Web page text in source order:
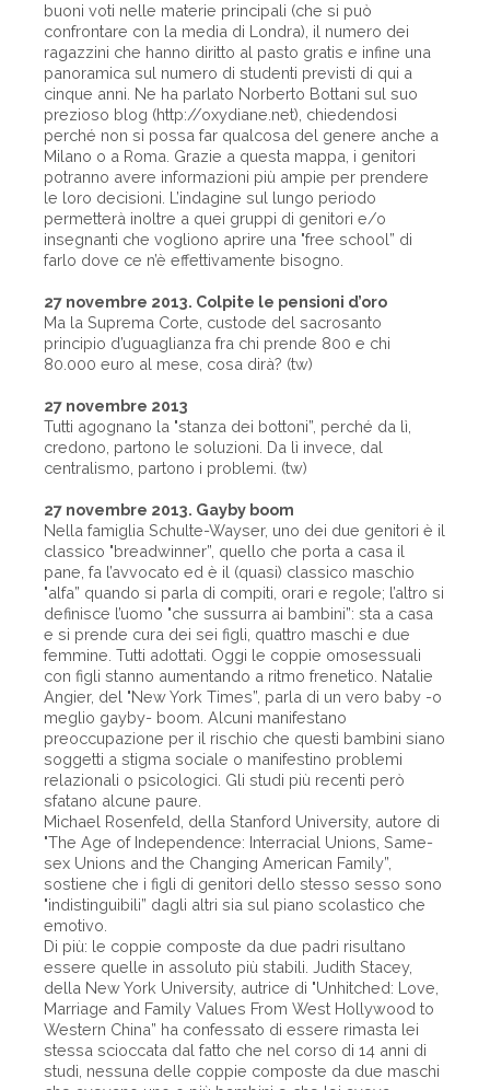
buoni voti nelle materie principali (che si può
confrontare con la media di Londra), il numero dei
ragazzini che hanno diritto al pasto gratis e infine una
panoramica sul numero di studenti previsti di qui a
cinque anni. Ne ha parlato Norberto Bottani sul suo
prezioso blog (http://oxydiane.net), chiedendosi
perché non si possa far qualcosa del genere anche a
Milano o a Roma. Grazie a questa mappa, i genitori
potranno avere informazioni più ampie per prendere
le loro decisioni. L’indagine sul lungo periodo
permetterà inoltre a quei gruppi di genitori e/o
insegnanti che vogliono aprire una "free school” di
farlo dove ce n’è effettivamente bisogno.
27 novembre 2013. Colpite le pensioni d’oro
Ma la Suprema Corte, custode del sacrosanto
principio d’uguaglianza fra chi prende 800 e chi
80.000 euro al mese, cosa dirà? (tw)
27 novembre 2013
Tutti agognano la "stanza dei bottoni”, perché da lì,
credono, partono le soluzioni. Da lì invece, dal
centralismo, partono i problemi. (tw)
27 novembre 2013. Gayby boom
Nella famiglia Schulte-Wayser, uno dei due genitori è il
classico "breadwinner”, quello che porta a casa il
pane, fa l’avvocato ed è il (quasi) classico maschio
"alfa” quando si parla di compiti, orari e regole; l’altro si
definisce l’uomo "che sussurra ai bambini”: sta a casa
e si prende cura dei sei figli, quattro maschi e due
femmine. Tutti adottati. Oggi le coppie omosessuali
con figli stanno aumentando a ritmo frenetico. Natalie
Angier, del "New York Times”, parla di un vero baby -o
meglio gayby- boom. Alcuni manifestano
preoccupazione per il rischio che questi bambini siano
soggetti a stigma sociale o manifestino problemi
relazionali o psicologici. Gli studi più recenti però
sfatano alcune paure.
Michael Rosenfeld, della Stanford University, autore di
"The Age of Independence: Interracial Unions, Same-
sex Unions and the Changing American Family”,
sostiene che i figli di genitori dello stesso sesso sono
"indistinguibili” dagli altri sia sul piano scolastico che
emotivo.
Di più: le coppie composte da due padri risultano
essere quelle in assoluto più stabili. Judith Stacey,
della New York University, autrice di "Unhitched: Love,
Marriage and Family Values From West Hollywood to
Western China” ha confessato di essere rimasta lei
stessa scioccata dal fatto che nel corso di 14 anni di
studi, nessuna delle coppie composte da due maschi